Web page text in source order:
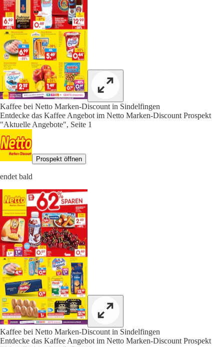
Kaffee bei Netto Marken-Discount in Sindelfingen
Entdecke das Kaffee Angebot im Netto Marken-Discount Prospekt
"Aktuelle Angebote", Seite 1
Prospekt öffnen
endet bald
Kaffee bei Netto Marken-Discount in Sindelfingen
Entdecke das Kaffee Angebot im Netto Marken-Discount Prospekt